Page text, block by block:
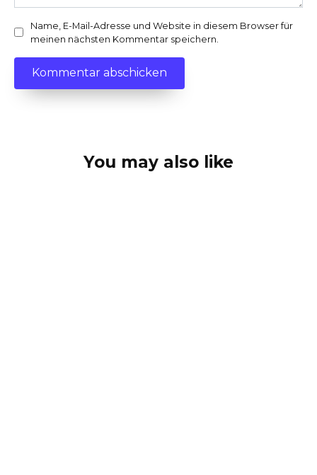
Name, E-Mail-Adresse und Website in diesem Browser für
meinen nächsten Kommentar speichern.
You may also like